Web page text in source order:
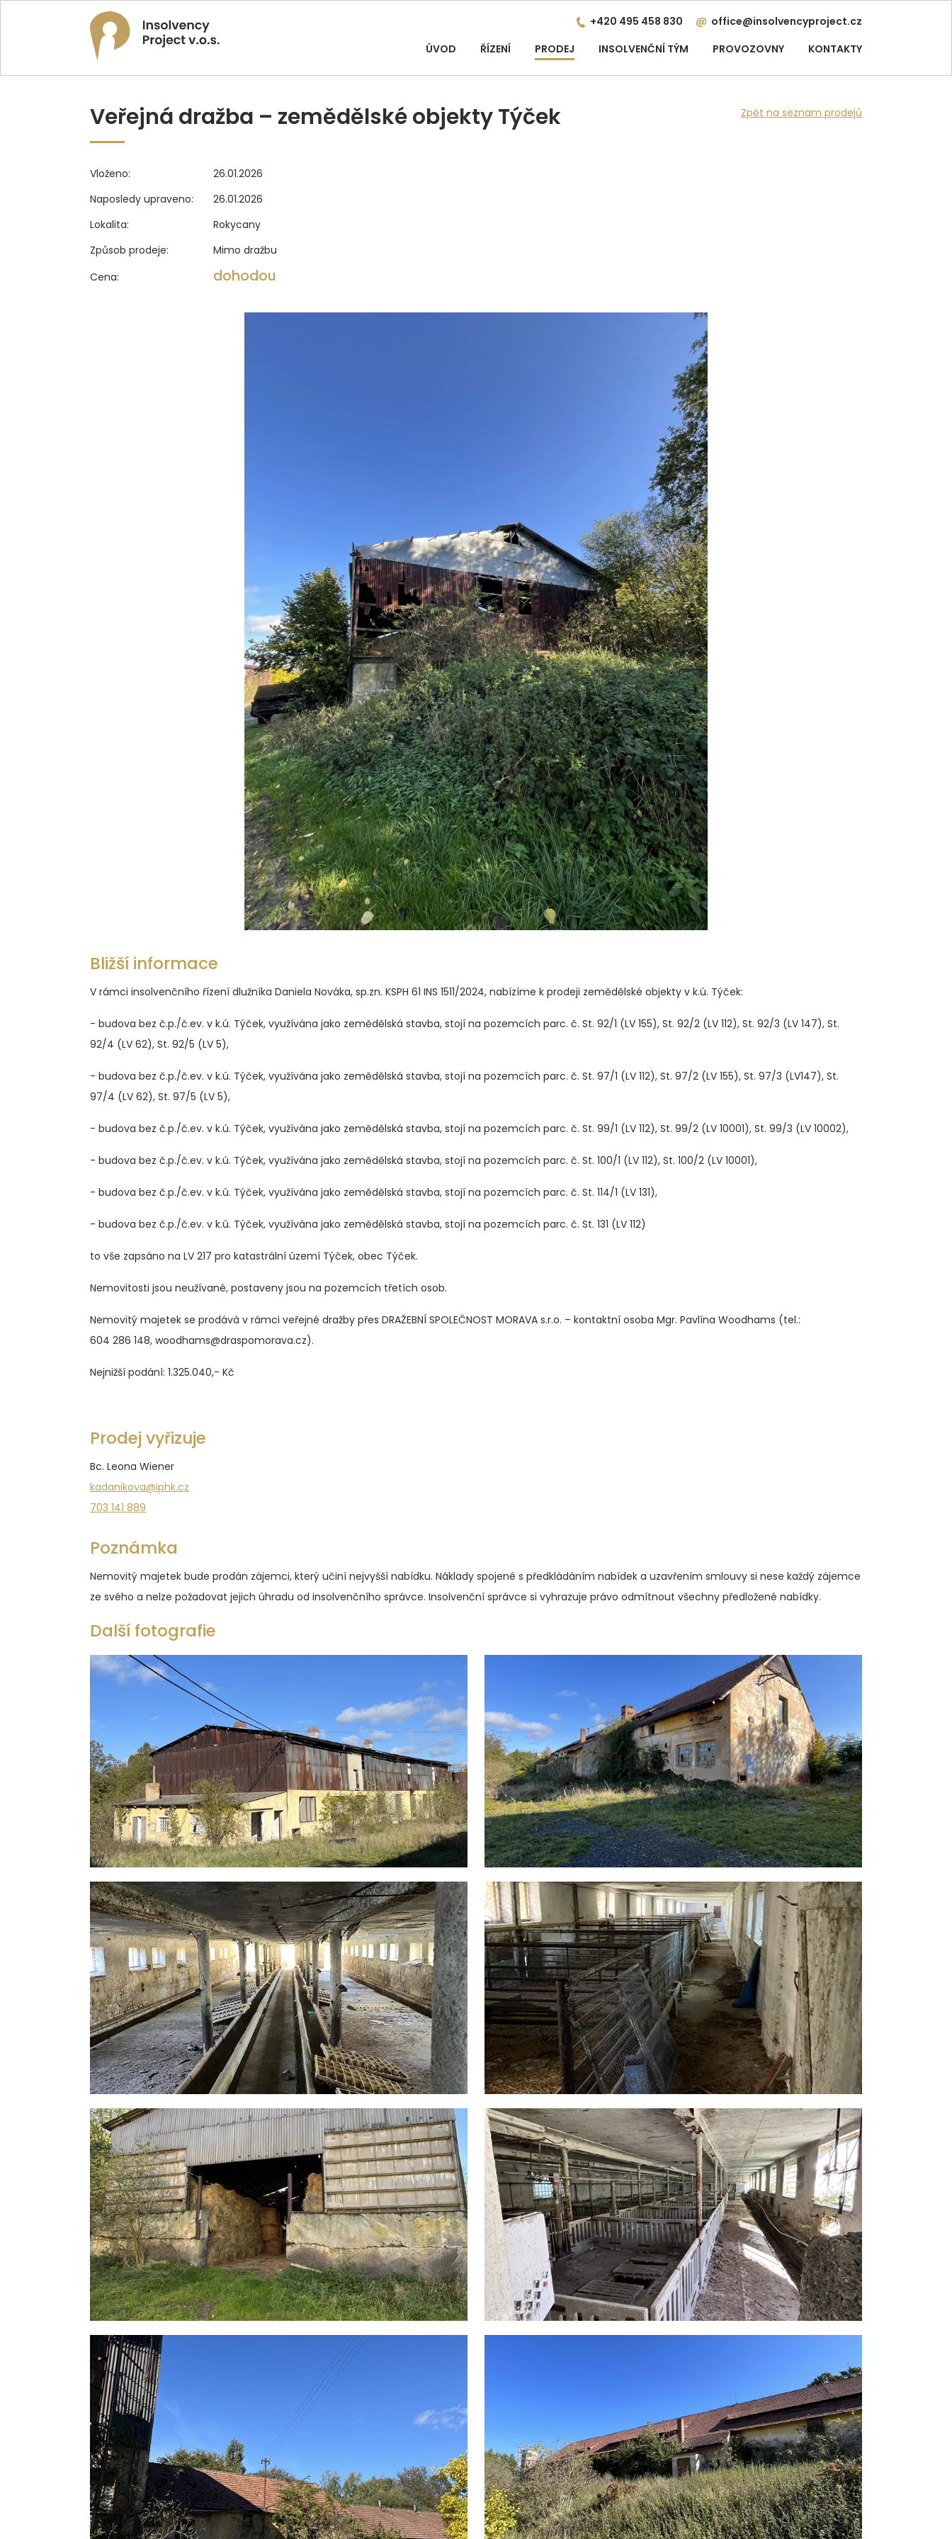
+420 495 458 830
office@insolvencyproject.cz
ÚVOD
ŘÍZENÍ PRODEJ INSOLVENČNÍ TÝM PROVOZOVNY KONTAKTY
Veřejná dražba – zemědělské objekty Týček Zpět na seznam prodejů
Vloženo:
26.01.2026
Naposledy upraveno:
26.01.2026
Lokalita:
Rokycany
Způsob prodeje:
Mimo dražbu
Cena:
dohodou
Bližší informace
V rámci insolvenčního řízení dlužníka Daniela Nováka, sp.zn. KSPH 61 INS 1511/2024, nabízíme k prodeji zemědělské objekty v k.ú. Týček:
- budova bez č.p./č.ev. v k.ú. Týček, využívána jako zemědělská stavba, stojí na pozemcích parc. č. St. 92/1 (LV 155), St. 92/2 (LV 112), St. 92/3 (LV 147), St.
92/4 (LV 62), St. 92/5 (LV 5),
- budova bez č.p./č.ev. v k.ú. Týček, využívána jako zemědělská stavba, stojí na pozemcích parc. č. St. 97/1 (LV 112), St. 97/2 (LV 155), St. 97/3 (LV147), St.
97/4 (LV 62), St. 97/5 (LV 5),
- budova bez č.p./č.ev. v k.ú. Týček, využívána jako zemědělská stavba, stojí na pozemcích parc. č. St. 99/1 (LV 112), St. 99/2 (LV 10001), St. 99/3 (LV 10002),
- budova bez č.p./č.ev. v k.ú. Týček, využívána jako zemědělská stavba, stojí na pozemcích parc. č. St. 100/1 (LV 112), St. 100/2 (LV 10001),
- budova bez č.p./č.ev. v k.ú. Týček, využívána jako zemědělská stavba, stojí na pozemcích parc. č. St. 114/1 (LV 131),
- budova bez č.p./č.ev. v k.ú. Týček, využívána jako zemědělská stavba, stojí na pozemcích parc. č. St. 131 (LV 112)
to vše zapsáno na LV 217 pro katastrální území Týček, obec Týček.
Nemovitosti jsou neužívané, postaveny jsou na pozemcích třetích osob.
Nemovitý majetek se prodává v rámci veřejné dražby přes DRAŽEBNÍ SPOLEČNOST MORAVA s.r.o. – kontaktní osoba Mgr. Pavlína Woodhams (tel.:
604 286 148, woodhams@draspomorava.cz).
Nejnižší podání: 1.325.040,- Kč
Prodej vyřizuje
Bc. Leona Wiener
kadanikova@iphk.cz
703 141 889
Poznámka
Nemovitý majetek bude prodán zájemci, který učiní nejvyšší nabídku. Náklady spojené s předkládáním nabídek a uzavřením smlouvy si nese každý zájemce
ze svého a nelze požadovat jejich úhradu od insolvenčního správce. Insolvenční správce si vyhrazuje právo odmítnout všechny předložené nabídky.
Další fotografie